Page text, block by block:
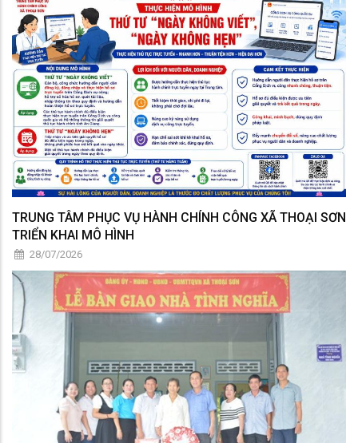
TRUNG TÂM PHỤC VỤ HÀNH CHÍNH CÔNG XÃ THOẠI SƠN
TRIỂN KHAI MÔ HÌNH
28/07/2026